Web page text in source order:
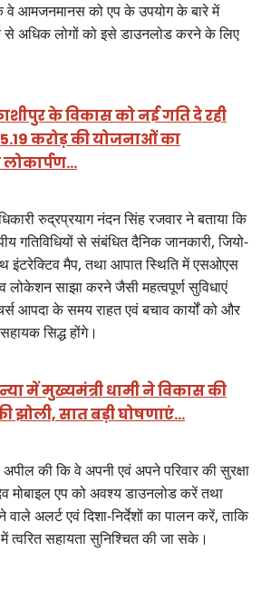
वे आमजनमानस को एप के उपयोग के बारे में
से अधिक लोगों को इसे डाउनलोड करने के लिए
के विकास को नई गति दे रही
करोड़ की योजनाओं का
रुद्रप्रयाग नंदन सिंह रजवार ने बताया कि
गतिविधियों से संबंधित दैनिक जानकारी, जियो-
मैप, तथा आपात स्थिति में एसओएस
लोकेशन साझा करने जैसी महत्वपूर्ण सुविधाएं
आपदा के समय राहत एवं बचाव कार्यों को और
सिद्ध होंगे।
में मुख्यमंत्री धामी ने विकास की
झोली, सात बड़ी घोषणाएं…
की कि वे अपनी एवं अपने परिवार की सुरक्षा
मोबाइल एप को अवश्य डाउनलोड करें तथा
अलर्ट एवं दिशा-निर्देशों का पालन करें, ताकि
त्वरित सहायता सुनिश्चित की जा सके।